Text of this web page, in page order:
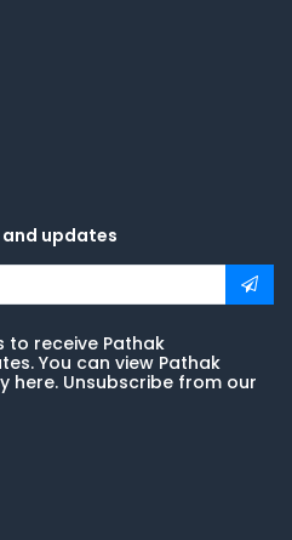
and updates
to receive Pathak
You can view Pathak
here. Unsubscribe from our